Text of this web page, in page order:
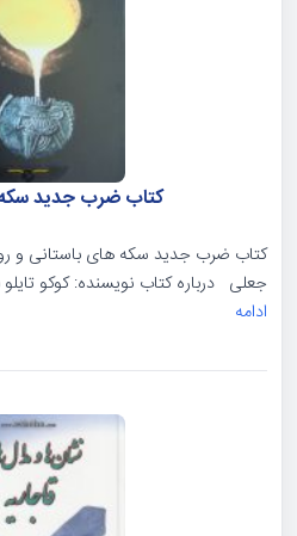
کتاب ضرب جدید
کتاب ضرب جدید سکه های باستانی
جعلی درباره کتاب نویسنده: کوکو
ادامه